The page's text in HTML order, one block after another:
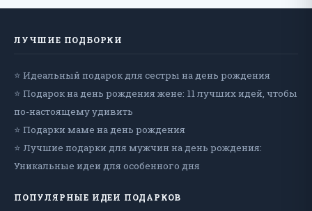
ЛУЧШИЕ ПОДБОРКИ
⭐ Идеальный подарок для сестры на день рождения
⭐ Подарок на день рождения жене: 11 лучших идей, чтобы
по-настоящему удивить
⭐ Подарки маме на день рождения
⭐ Лучшие подарки для мужчин на день рождения:
Уникальные идеи для особенного дня
ПОПУЛЯРНЫЕ ИДЕИ ПОДАРКОВ